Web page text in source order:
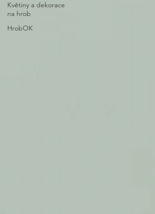
Květiny a dekorace
na hrob
HrobOK